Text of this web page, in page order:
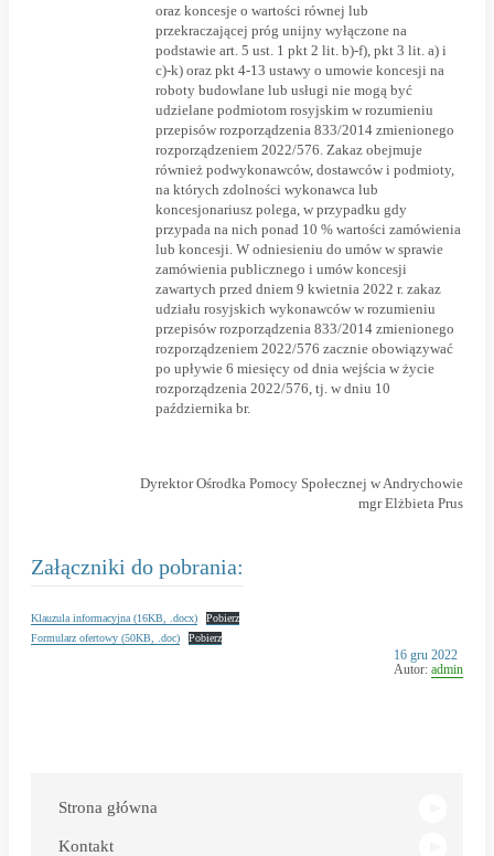
oraz koncesje o wartości równej lub
przekraczającej próg unijny wyłączone na
podstawie art. 5 ust. 1 pkt 2 lit. b)-f), pkt 3 lit. a) i
c)-k) oraz pkt 4-13 ustawy o umowie koncesji na
roboty budowlane lub usługi nie mogą być
udzielane podmiotom rosyjskim w rozumieniu
przepisów rozporządzenia 833/2014 zmienionego
rozporządzeniem 2022/576. Zakaz obejmuje
również podwykonawców, dostawców i podmioty,
na których zdolności wykonawca lub
koncesjonariusz polega, w przypadku gdy
przypada na nich ponad 10 % wartości zamówienia
lub koncesji. W odniesieniu do umów w sprawie
zamówienia publicznego i umów koncesji
zawartych przed dniem 9 kwietnia 2022 r. zakaz
udziału rosyjskich wykonawców w rozumieniu
przepisów rozporządzenia 833/2014 zmienionego
rozporządzeniem 2022/576 zacznie obowiązywać
po upływie 6 miesięcy od dnia wejścia w życie
rozporządzenia 2022/576, tj. w dniu 10
października br.
Dyrektor Ośrodka Pomocy Społecznej w Andrychowie
mgr Elżbieta Prus
Załączniki do pobrania:
Klauzula informacyjna (16KB, .docx)
Pobierz
Formularz ofertowy (50KB, .doc)
Pobierz
Opublikowano
w
16 gru 2022
Autor: admin
nowym
oknie
Strona główna
Kontakt